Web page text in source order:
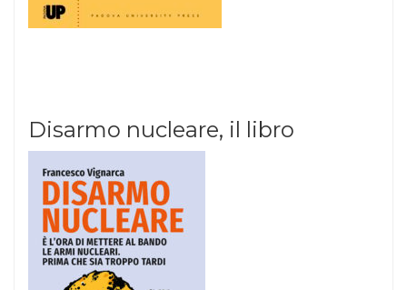
Disarmo nucleare, il libro